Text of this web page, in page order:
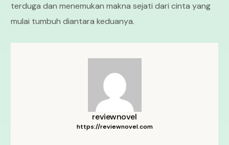
terduga dan menemukan makna sejati dari cinta yang
mulai tumbuh diantara keduanya.
reviewnovel
https://reviewnovel.com